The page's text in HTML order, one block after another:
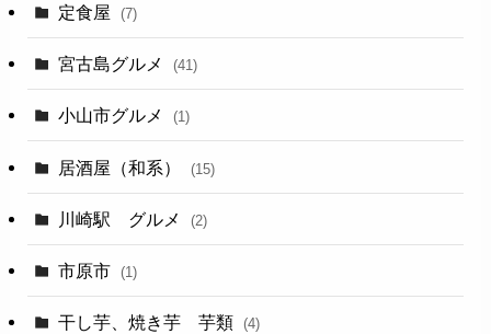
定食屋 (7)
宮古島グルメ (41)
小山市グルメ (1)
居酒屋（和系） (15)
川崎駅 グルメ (2)
市原市 (1)
干し芋、焼き芋 芋類 (4)